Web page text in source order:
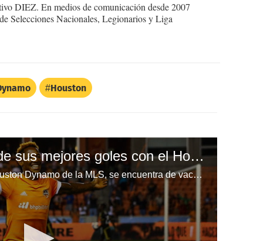
DIEZ. En medios de comunicación desde 2007
Selecciones Nacionales, Legionarios y Liga
Houston
Romell Quioto y uno de sus mejores goles con el Houston Dynamo
Romell Quioto, delantero del Houston Dynamo de la MLS, se encuentra de vacaciones en Honduras y aseguró tiene contrato con el equipo, pero no cierra las puertas a las ofertas que le puedan salir.